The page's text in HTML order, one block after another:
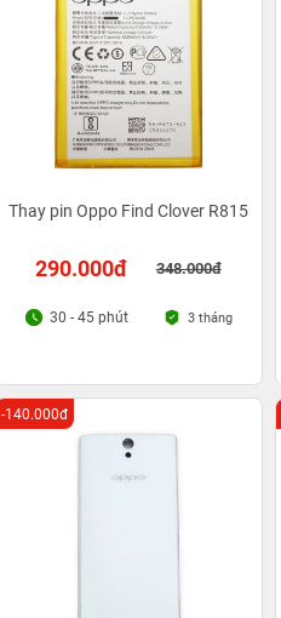
Thay pin Oppo Find Clover R815
290.000đ 348.000đ
30 - 45 phút 3 tháng
-140.000đ